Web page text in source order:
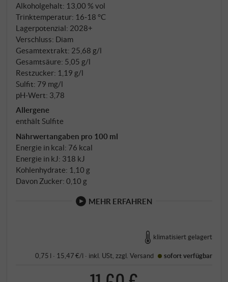
Alkoholgehalt: 13,00 % vol
Trinktemperatur: 16‑18 °C
Lagerpotenzial: 2028+
Verschluss: Diam
Gesamtextrakt: 25,68 g/l
Gesamtsäure: 5,05 g/l
Restzucker: 1,19 g/l
Sulfit: 79 mg/l
pH-Wert: 3,78
Allergene
enthält Sulfite
Nährwertangaben pro 100 ml
Energie in kcal: 76 kcal
Energie in kJ: 318 kJ
Kohlenhydrate: 1,10 g
Davon Zucker: 0,10 g
MEHR ERFAHREN
klimatisiert gelagert
0,75 l · 15,47 €/l · inkl. USt , zzgl.Versand sofort verfügbar